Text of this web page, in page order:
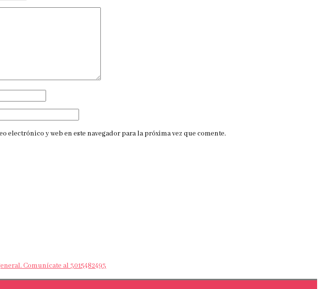
electrónico y web en este navegador para la próxima vez que comente.
Comunícate al 3015482493